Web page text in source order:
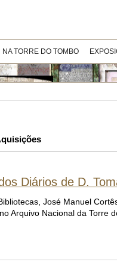
NA TORRE DO TOMBO
Diários de D.
José Manuel
Arquivo Nacional da